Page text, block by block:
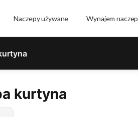
Naczepy używane Wynajem naczep
kurtyna